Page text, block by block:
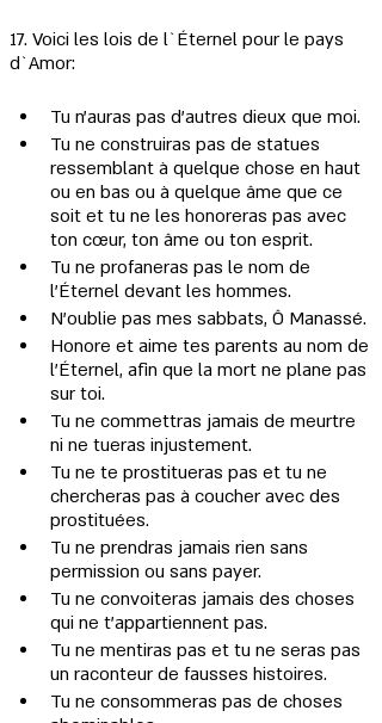
17. Voici les lois de l`Éternel pour le pays
d`Amor:
Tu n'auras pas d'autres dieux que moi.
Tu ne construiras pas de statues
ressemblant à quelque chose en haut
ou en bas ou à quelque âme que ce
soit et tu ne les honoreras pas avec
ton cœur, ton âme ou ton esprit.
Tu ne profaneras pas le nom de
l'Éternel devant les hommes.
N'oublie pas mes sabbats, Ô Manassé.
Honore et aime tes parents au nom de
l'Éternel, afin que la mort ne plane pas
sur toi.
Tu ne commettras jamais de meurtre
ni ne tueras injustement.
Tu ne te prostitueras pas et tu ne
chercheras pas à coucher avec des
prostituées.
Tu ne prendras jamais rien sans
permission ou sans payer.
Tu ne convoiteras jamais des choses
qui ne t'appartiennent pas.
Tu ne mentiras pas et tu ne seras pas
un raconteur de fausses histoires.
Tu ne consommeras pas de choses